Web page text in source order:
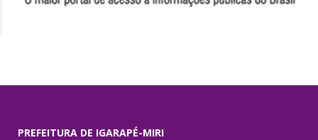
PREFEITURA DE IGARAPÉ-MIRI